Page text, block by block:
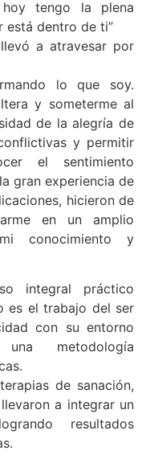
tengo la plena
está dentro de ti”
a atravesar por
lo que soy.
y someterme al
de la alegría de
y permitir
el sentimiento
gran experiencia de
hicieron de
en un amplio
conocimiento y
integral práctico
es el trabajo del ser
con su entorno
metodología
de sanación,
a integrar un
resultados